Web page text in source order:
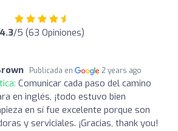
4.3/5 (63 Opiniones)
Publicada en 2 years ago
Comunicar cada paso del camino
en inglés, ¡todo estuvo bien
en sí fue excelente porque son
y serviciales. ¡Gracias, thank you!